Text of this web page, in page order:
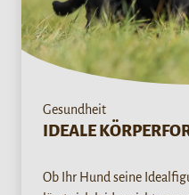
Gesundheit
IDEALE
Ob Ihr Hund seine